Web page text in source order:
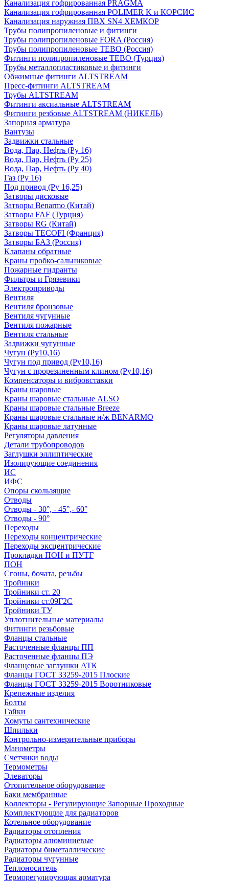
Канализация гофрированная PRAGMA
Канализация гофрированная POLIMER K и КОРСИС
Канализация наружная ПВХ SN4 ХЕМКОР
Трубы полипропиленовые и фитинги
Трубы полипропиленовые FORA (Россия)
Трубы полипропиленовые TEBO (Россия)
Фитинги полипропиленовые TEBO (Турция)
Трубы металлопластиковые и фитинги
Обжимные фитинги ALTSTREAM
Пресс-фитинги ALTSTREAM
Трубы ALTSTREAM
Фитинги аксиальные ALTSTREAM
Фитинги резбовые ALTSTREAM (НИКЕЛЬ)
Запорная арматура
Вантузы
Задвижки стальные
Вода, Пар, Нефть (Ру 16)
Вода, Пар, Нефть (Ру 25)
Вода, Пар, Нефть (Ру 40)
Газ (Ру 16)
Под привод (Ру 16,25)
Затворы дисковые
Затворы Benarmo (Китай)
Затворы FAF (Турция)
Затворы RG (Китай)
Затворы TECOFI (Франция)
Затворы БАЗ (Россия)
Клапаны обратные
Краны пробко-сальниковые
Пожарные гидранты
Фильтры и Грязевики
Электроприводы
Вентиля
Вентиля бронзовые
Вентиля чугунные
Вентиля пожарные
Вентиля стальные
Задвижки чугунные
Чугун (Ру10,16)
Чугун под привод (Ру10,16)
Чугун с прорезиненным клином (Ру10,16)
Компенсаторы и вибровставки
Краны шаровые
Краны шаровые стальные ALSO
Краны шаровые стальные Breeze
Краны шаровые стальные н/ж BENARMO
Краны шаровые латунные
Регуляторы давления
Детали трубопроводов
Заглушки эллиптические
Изолирующие соединения
ИС
ИФС
Опоры скользящие
Отводы
Отводы - 30°, - 45°,- 60°
Отводы - 90°
Переходы
Переходы концентрические
Переходы эксцентрические
Прокладки ПОН и ПУТГ
ПОН
Сгоны, бочата, резьбы
Тройники
Тройники ст. 20
Тройники ст.09Г2С
Тройники ТУ
Уплотнительные материалы
Фитинги резьбовые
Фланцы стальные
Расточенные фланцы ПП
Расточенные фланцы ПЭ
Фланцевые заглушки АТК
Фланцы ГОСТ 33259-2015 Плоские
Фланцы ГОСТ 33259-2015 Воротниковые
Крепежные изделия
Болты
Гайки
Хомуты сантехнические
Шпильки
Контрольно-измерительные приборы
Манометры
Счетчики воды
Термометры
Элеваторы
Отопительное оборудование
Баки мембранные
Коллекторы - Регулирующие Запорные Проходные
Комплектующие для радиаторов
Котельное оборудование
Радиаторы отопления
Радиаторы алюминиевые
Радиаторы биметаллические
Радиаторы чугунные
Теплоноситель
Терморегулирующая арматура